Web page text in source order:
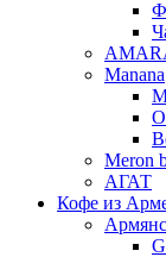
Manana
Meron
АГАТ
Кофе из